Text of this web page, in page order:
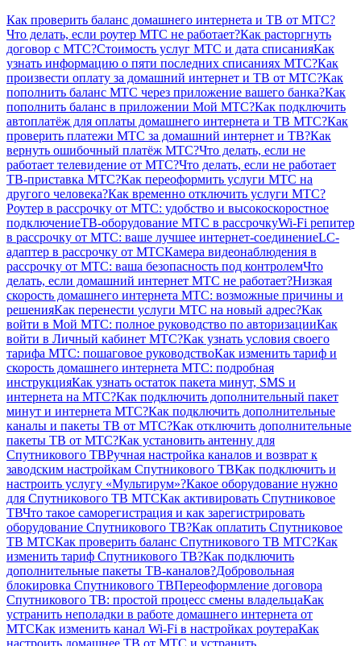
Как проверить баланс домашнего интернета и ТВ от МТС?
Что делать, если роутер МТС не работает?Как расторгнуть
договор с МТС?Стоимость услуг МТС и дата списанияКак
узнать информацию о пяти последних списаниях МТС?Как
произвести оплату за домашний интернет и ТВ от МТС?Как
пополнить баланс МТС через приложение вашего банка?Как
пополнить баланс в приложении Мой МТС?Как подключить
автоплатёж для оплаты домашнего интернета и ТВ МТС?Как
проверить платежи МТС за домашний интернет и ТВ?Как
вернуть ошибочный платёж МТС?Что делать, если не
работает телевидение от МТС?Что делать, если не работает
ТВ-приставка МТС?Как переоформить услуги МТС на
другого человека?Как временно отключить услуги МТС?
Роутер в рассрочку от МТС: удобство и высокоскоростное
подключениеТВ-оборудование МТС в рассрочкуWi-Fi репитер
в рассрочку от МТС: ваше лучшее интернет-соединениеLC-
адаптер в рассрочку от МТСКамера видеонаблюдения в
рассрочку от МТС: ваша безопасность под контролемЧто
делать, если домашний интернет МТС не работает?Низкая
скорость домашнего интернета МТС: возможные причины и
решенияКак перенести услуги МТС на новый адрес?Как
войти в Мой МТС: полное руководство по авторизацииКак
войти в Личный кабинет МТС?Как узнать условия своего
тарифа МТС: пошаговое руководствоКак изменить тариф и
скорость домашнего интернета МТС: подробная
инструкцияКак узнать остаток пакета минут, SMS и
интернета на МТС?Как подключить дополнительный пакет
минут и интернета МТС?Как подключить дополнительные
каналы и пакеты ТВ от МТС?Как отключить дополнительные
пакеты ТВ от МТС?Как установить антенну для
Спутникового ТВРучная настройка каналов и возврат к
заводским настройкам Спутникового ТВКак подключить и
настроить услугу «Мультирум»?Какое оборудование нужно
для Спутникового ТВ МТСКак активировать Спутниковое
ТВЧто такое саморегистрация и как зарегистрировать
оборудование Спутникового ТВ?Как оплатить Спутниковое
ТВ МТСКак проверить баланс Спутникового ТВ МТС?Как
изменить тариф Спутникового ТВ?Как подключить
дополнительные пакеты ТВ-каналов?Добровольная
блокировка Спутникового ТВПереоформление договора
Спутникового ТВ: простой процесс смены владельцаКак
устранить неполадки в работе домашнего интернета от
МТСКак изменить канал Wi-Fi в настройках роутераКак
настроить домашнее ТВ от МТС и устранить